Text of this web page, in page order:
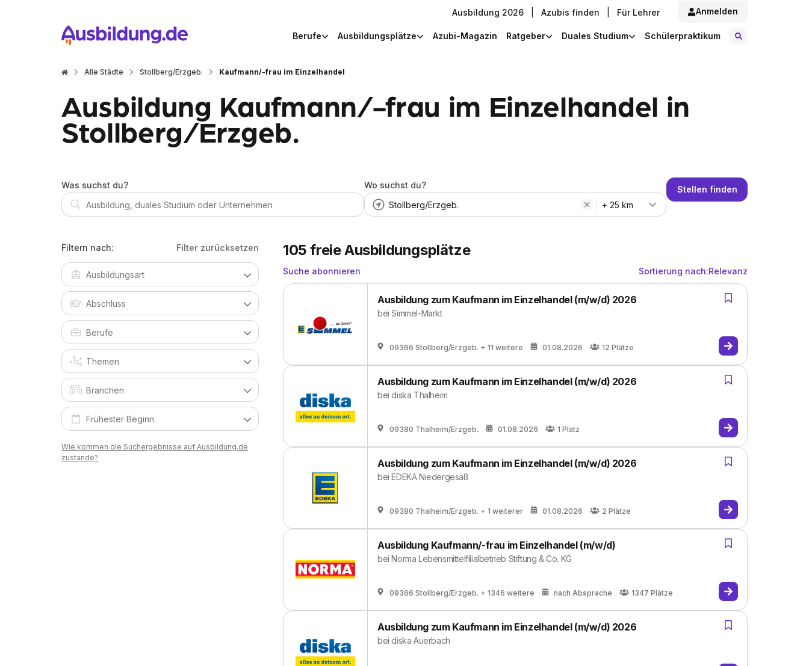
Ausbildung 2026 Azubis finden Für Lehrer Anmelden
Berufe Ausbildungsplätze Azubi-Magazin Ratgeber Duales Studium Schülerpraktikum
Alle Städte Stollberg/Erzgeb. Kaufmann/-frau im Einzelhandel
Ausbildung Kaufmann/-frau im Einzelhandel in
Stollberg/Erzgeb.
Was suchst du?
Wo suchst du?
+ 25 km
Stellen finden
Filtern nach: Filter zurücksetzen
Wie kommen die Suchergebnisse auf Ausbildung.de
zustande?
105 freie Ausbildungsplätze
Suche abonnieren Sortierung nach:Relevanz
Ausbildung zum Kaufmann im Einzelhandel (m/w/d) 2026
beiSimmel-Markt
09366 Stollberg/Erzgeb. + 11 weitere 01.08.2026 12 Plätze
Ausbildung zum Kaufmann im Einzelhandel (m/w/d) 2026
beidiska Thalheim
09380 Thalheim/Erzgeb. 01.08.2026 1 Platz
Ausbildung zum Kaufmann im Einzelhandel (m/w/d) 2026
beiEDEKA Niedergesäß
09380 Thalheim/Erzgeb. + 1 weiterer 01.08.2026 2 Plätze
Ausbildung Kaufmann/-frau im Einzelhandel (m/w/d)
beiNorma Lebensmittelfilialbetrieb Stiftung & Co. KG
09366 Stollberg/Erzgeb. + 1346 weitere nach Absprache 1347 Plätze
Ausbildung zum Kaufmann im Einzelhandel (m/w/d) 2026
beidiska Auerbach